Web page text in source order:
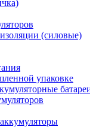
(силовые)
упаковке